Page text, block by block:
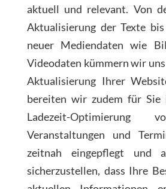
aktuell und relevant. Von
Aktualisierung der Texte
neuer Mediendaten wie
Videodaten kümmern wir
Aktualisierung Ihrer
bereiten wir zudem für Sie
Ladezeit-Optimierung
Veranstaltungen und
zeitnah eingepflegt und
sicherzustellen, dass Ihre